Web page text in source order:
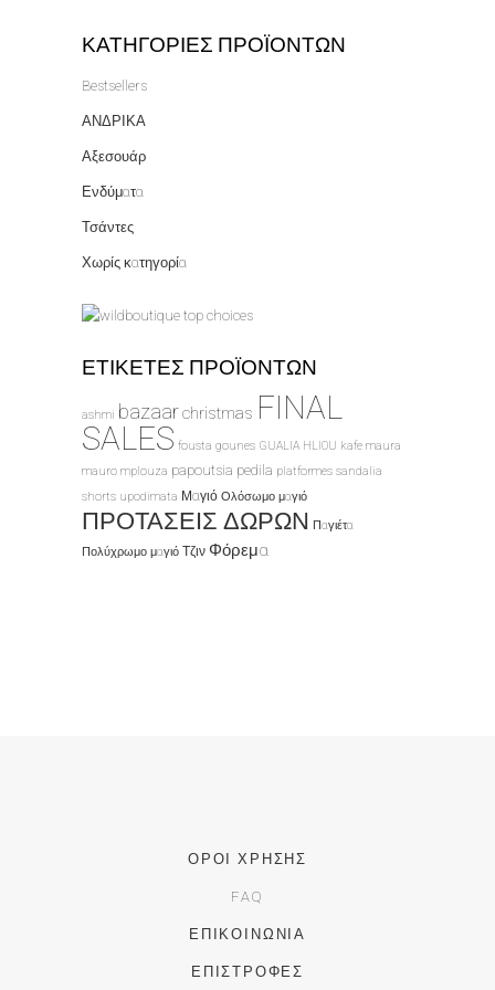
ΚΑΤΗΓΟΡΊΕΣ ΠΡΟΪΌΝΤΩΝ
Bestsellers
ΑΝΔΡΙΚΑ
Αξεσουάρ
Ενδύματα
Τσάντες
Χωρίς κατηγορία
ΕΤΙΚΈΤΕΣ ΠΡΟΪΌΝΤΩΝ
ashmi bazaarchristmas FINAL
SALES fousta gounes GUALIA HLIOU kafe maura
mauro mplouza papoutsia pedila platformes sandalia
shorts upodimata Μαγιό Ολόσωμο μαγιό
ΠΡΟΤΑΣΕΙΣ ΔΩΡΩΝ Παγιέτα
Πολύχρωμο μαγιό Τζιν Φόρεμα
ΌΡΟΙ ΧΡΉΣΗΣ
FAQ
ΕΠΙΚΟΙΝΩΝΊΑ
ΕΠΙΣΤΡΟΦΈΣ